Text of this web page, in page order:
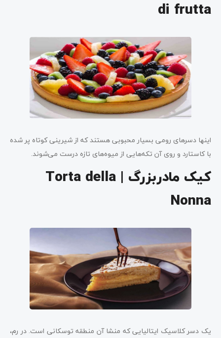
di frutta
اینها دسرهای رومی بسیار محبوبی هستند که از شیرینی کوتاه پر شده
با کاستارد و روی آن تکه‌هایی از میوه‌های تازه درست می‌شوند.
کیک مادربزرگ | Torta della
Nonna
یک دسر کلاسیک ایتالیایی که منشا آن منطقه توسکانی است. در رم،